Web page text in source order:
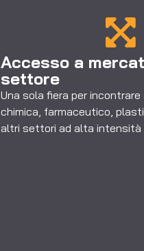
Accesso a
settore
Una sola fiera per incontrare
chimica, farmaceutico,
altri settori ad alta intensità